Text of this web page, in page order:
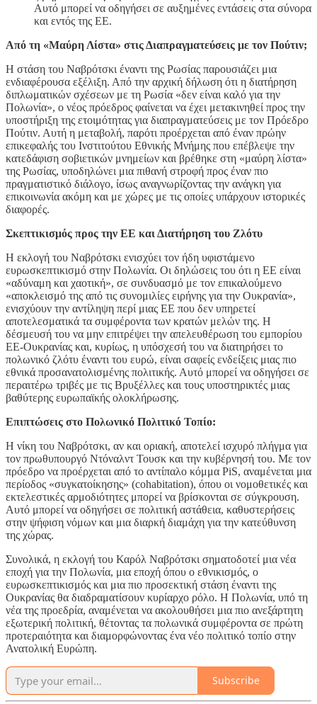
Αυτό μπορεί να οδηγήσει σε αυξημένες εντάσεις στα σύνορα
και εντός της ΕΕ.
Από τη «Μαύρη Λίστα» στις Διαπραγματεύσεις με τον Πούτιν;
Η στάση του Ναβρότσκι έναντι της Ρωσίας παρουσιάζει μια
ενδιαφέρουσα εξέλιξη. Από την αρχική δήλωση ότι η διατήρηση
διπλωματικών σχέσεων με τη Ρωσία «δεν είναι καλό για την
Πολωνία», ο νέος πρόεδρος φαίνεται να έχει μετακινηθεί προς την
υποστήριξη της ετοιμότητας για διαπραγματεύσεις με τον Πρόεδρο
Πούτιν. Αυτή η μεταβολή, παρότι προέρχεται από έναν πρώην
επικεφαλής του Ινστιτούτου Εθνικής Μνήμης που επέβλεψε την
κατεδάφιση σοβιετικών μνημείων και βρέθηκε στη «μαύρη λίστα»
της Ρωσίας, υποδηλώνει μια πιθανή στροφή προς έναν πιο
πραγματιστικό διάλογο, ίσως αναγνωρίζοντας την ανάγκη για
επικοινωνία ακόμη και με χώρες με τις οποίες υπάρχουν ιστορικές
διαφορές.
Σκεπτικισμός προς την ΕΕ και Διατήρηση του Ζλότυ
Η εκλογή του Ναβρότσκι ενισχύει τον ήδη υφιστάμενο
ευρωσκεπτικισμό στην Πολωνία. Οι δηλώσεις του ότι η ΕΕ είναι
«αδύναμη και χαοτική», σε συνδυασμό με τον επικαλούμενο
«αποκλεισμό της από τις συνομιλίες ειρήνης για την Ουκρανία»,
ενισχύουν την αντίληψη περί μιας ΕΕ που δεν υπηρετεί
αποτελεσματικά τα συμφέροντα των κρατών μελών της. Η
δέσμευσή του να μην επιτρέψει την απελευθέρωση του εμπορίου
ΕΕ-Ουκρανίας και, κυρίως, η υπόσχεσή του να διατηρήσει το
πολωνικό ζλότυ έναντι του ευρώ, είναι σαφείς ενδείξεις μιας πιο
εθνικά προσανατολισμένης πολιτικής. Αυτό μπορεί να οδηγήσει σε
περαιτέρω τριβές με τις Βρυξέλλες και τους υποστηρικτές μιας
βαθύτερης ευρωπαϊκής ολοκλήρωσης.
Επιπτώσεις στο Πολωνικό Πολιτικό Τοπίο:
Η νίκη του Ναβρότσκι, αν και οριακή, αποτελεί ισχυρό πλήγμα για
τον πρωθυπουργό Ντόναλντ Τουσκ και την κυβέρνησή του. Με τον
πρόεδρο να προέρχεται από το αντίπαλο κόμμα PiS, αναμένεται μια
περίοδος «συγκατοίκησης» (cohabitation), όπου οι νομοθετικές και
εκτελεστικές αρμοδιότητες μπορεί να βρίσκονται σε σύγκρουση.
Αυτό μπορεί να οδηγήσει σε πολιτική αστάθεια, καθυστερήσεις
στην ψήφιση νόμων και μια διαρκή διαμάχη για την κατεύθυνση
της χώρας.
Συνολικά, η εκλογή του Καρόλ Ναβρότσκι σηματοδοτεί μια νέα
εποχή για την Πολωνία, μια εποχή όπου ο εθνικισμός, ο
ευρωσκεπτικισμός και μια πιο προσεκτική στάση έναντι της
Ουκρανίας θα διαδραματίσουν κυρίαρχο ρόλο. Η Πολωνία, υπό τη
νέα της προεδρία, αναμένεται να ακολουθήσει μια πιο ανεξάρτητη
εξωτερική πολιτική, θέτοντας τα πολωνικά συμφέροντα σε πρώτη
προτεραιότητα και διαμορφώνοντας ένα νέο πολιτικό τοπίο στην
Ανατολική Ευρώπη.
Subscribe